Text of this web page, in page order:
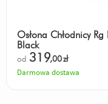
Osłona Chłodnicy
Black
od 319,00zł
Darmowa dostawa